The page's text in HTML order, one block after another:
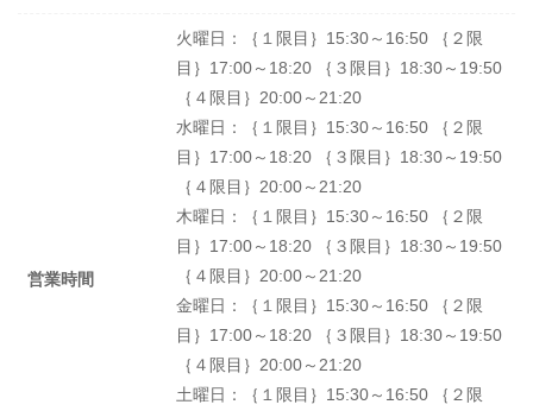
営業時間
火曜日：｛１限目｝15:30～16:50 ｛２限
目｝17:00～18:20 ｛３限目｝18:30～19:50
｛４限目｝20:00～21:20
水曜日：｛１限目｝15:30～16:50 ｛２限
目｝17:00～18:20 ｛３限目｝18:30～19:50
｛４限目｝20:00～21:20
木曜日：｛１限目｝15:30～16:50 ｛２限
目｝17:00～18:20 ｛３限目｝18:30～19:50
｛４限目｝20:00～21:20
金曜日：｛１限目｝15:30～16:50 ｛２限
目｝17:00～18:20 ｛３限目｝18:30～19:50
｛４限目｝20:00～21:20
土曜日：｛１限目｝15:30～16:50 ｛２限